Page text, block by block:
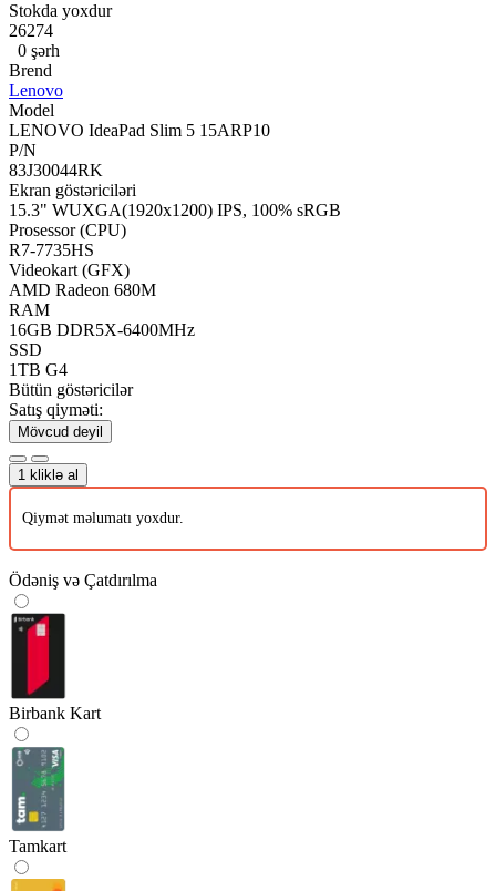
Stokda yoxdur
26274
0 şərh
Brend
Lenovo
Model
LENOVO IdeaPad Slim 5 15ARP10
P/N
83J30044RK
Ekran göstəriciləri
15.3" WUXGA(1920x1200) IPS, 100% sRGB
Prosessor (CPU)
R7-7735HS
Videokart (GFX)
AMD Radeon 680M
RAM
16GB DDR5X-6400MHz
SSD
1TB G4
Bütün göstəricilər
Satış qiyməti:
Mövcud deyil
1 kliklə al
Qiymət məlumatı yoxdur.
Ödəniş və Çatdırılma
Birbank Kart
Tamkart